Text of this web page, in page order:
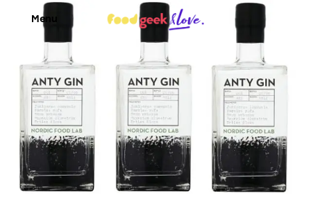
Menu
Food’News
Food’Com
Food’Art